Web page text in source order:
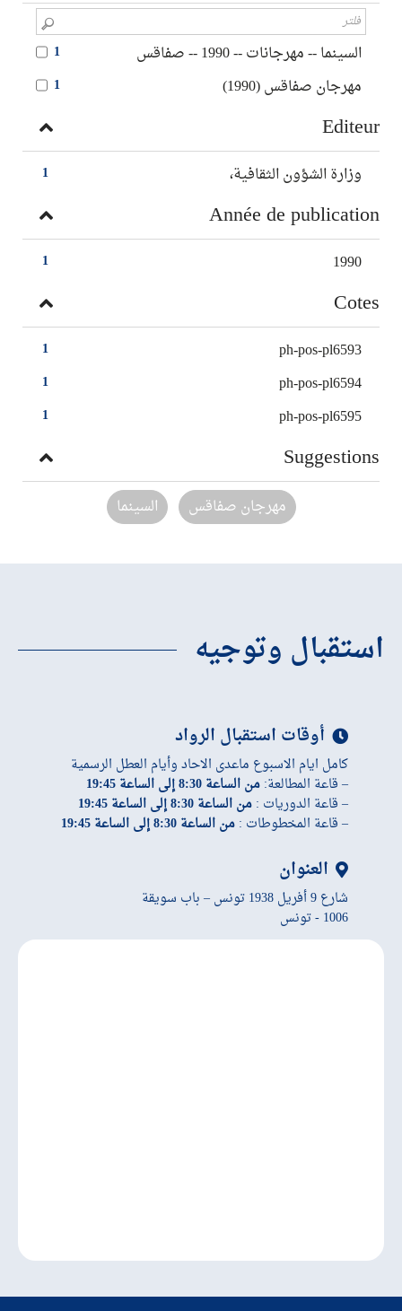
1 السينما -- مهرجانات -- 1990 -- صفاقس
1 مهرجان صفاقس (1990)
Editeur
1 وزارة الشؤون الثقافية،
Année de publication
1 1990
Cotes
1 ph-pos-pl6593
1 ph-pos-pl6594
1 ph-pos-pl6595
Suggestions
مهرجان صفاقس السينما
استقبال وتوجيه
أوقات استقبال الرواد
كامل ايام الاسبوع ماعدى الاحاد وأيام العطل الرسمية
– قاعة المطالعة:من الساعة 8:30 إلى الساعة 19:45
– قاعة الدوريات :من الساعة 8:30 إلى الساعة 19:45
– قاعة المخطوطات :من الساعة 8:30 إلى الساعة 19:45
العنوان
شارع 9 أفريل 1938 تونس – باب سويقة
1006 - تونس